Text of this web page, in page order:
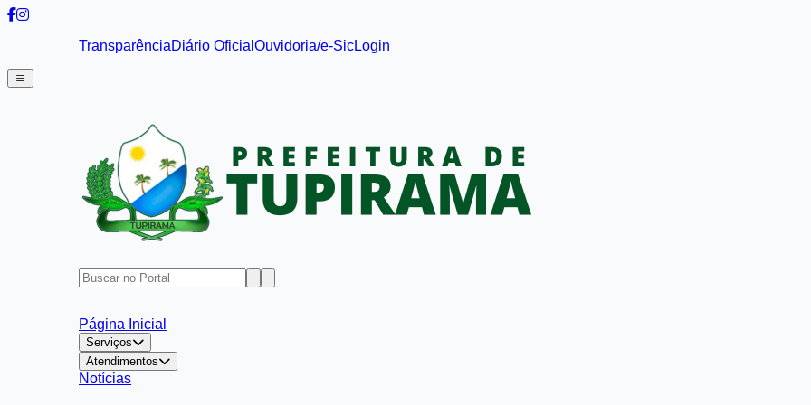
TransparênciaDiário Oficial Ouvidoria/e-SicLogin
Página Inicial
Serviços
Atendimentos
Notícias